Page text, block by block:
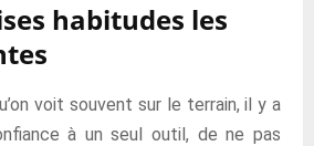
habitudes les
voit souvent sur le terrain, il y a
à un seul outil, de ne pas